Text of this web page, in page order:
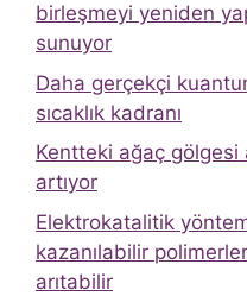
birleşmeyi yeniden
sunuyor
Daha gerçekçi
sıcaklık kadranı
Kentteki ağaç gölgesi
artıyor
Elektrokatalitik
kazanılabilir
arıtabilir